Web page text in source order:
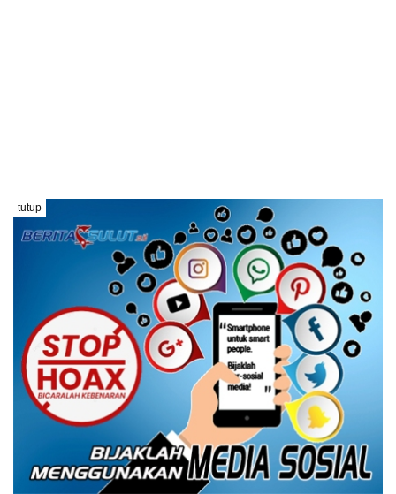
HUKUM & KRIMINAL
17 Juli 2026
Diduga Lakukan Aktivitas
Pertambangan Emas Ilegal di Kebun
Raya Megawati, Kepolisian Didesak
Tangkap Vinni Sondakh
10 Juni 2026
tutup